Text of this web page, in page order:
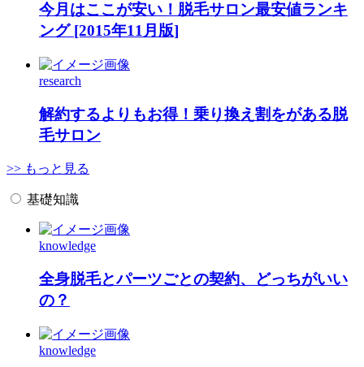
今月はここが安い！脱毛サロン最安値ランキ
ング [2015年11月版]
research
解約するよりもお得！乗り換え割をがある脱
毛サロン
>> もっと見る
基礎知識
knowledge
全身脱毛とパーツごとの契約、どっちがいい
の？
knowledge